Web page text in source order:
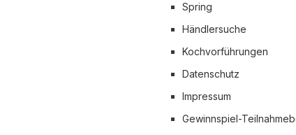
Spring
Händlersuche
Kochvorführungen
Datenschutz
Impressum
Gewinnspiel-